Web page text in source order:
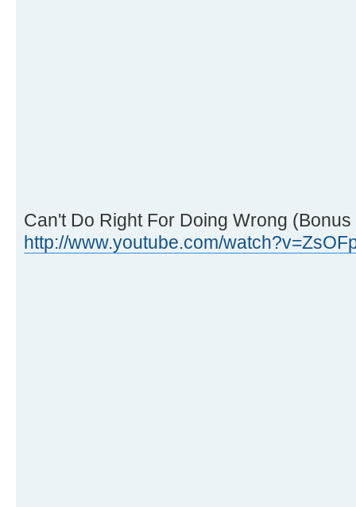
Can't Do Right For Doing Wrong
http://www.youtube.com/